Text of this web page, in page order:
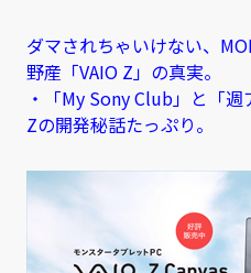
ダマされちゃいけない、
野産「VAIO Z」の真実。
・「My Sony Club」と「
Zの開発秘話たっぷり。